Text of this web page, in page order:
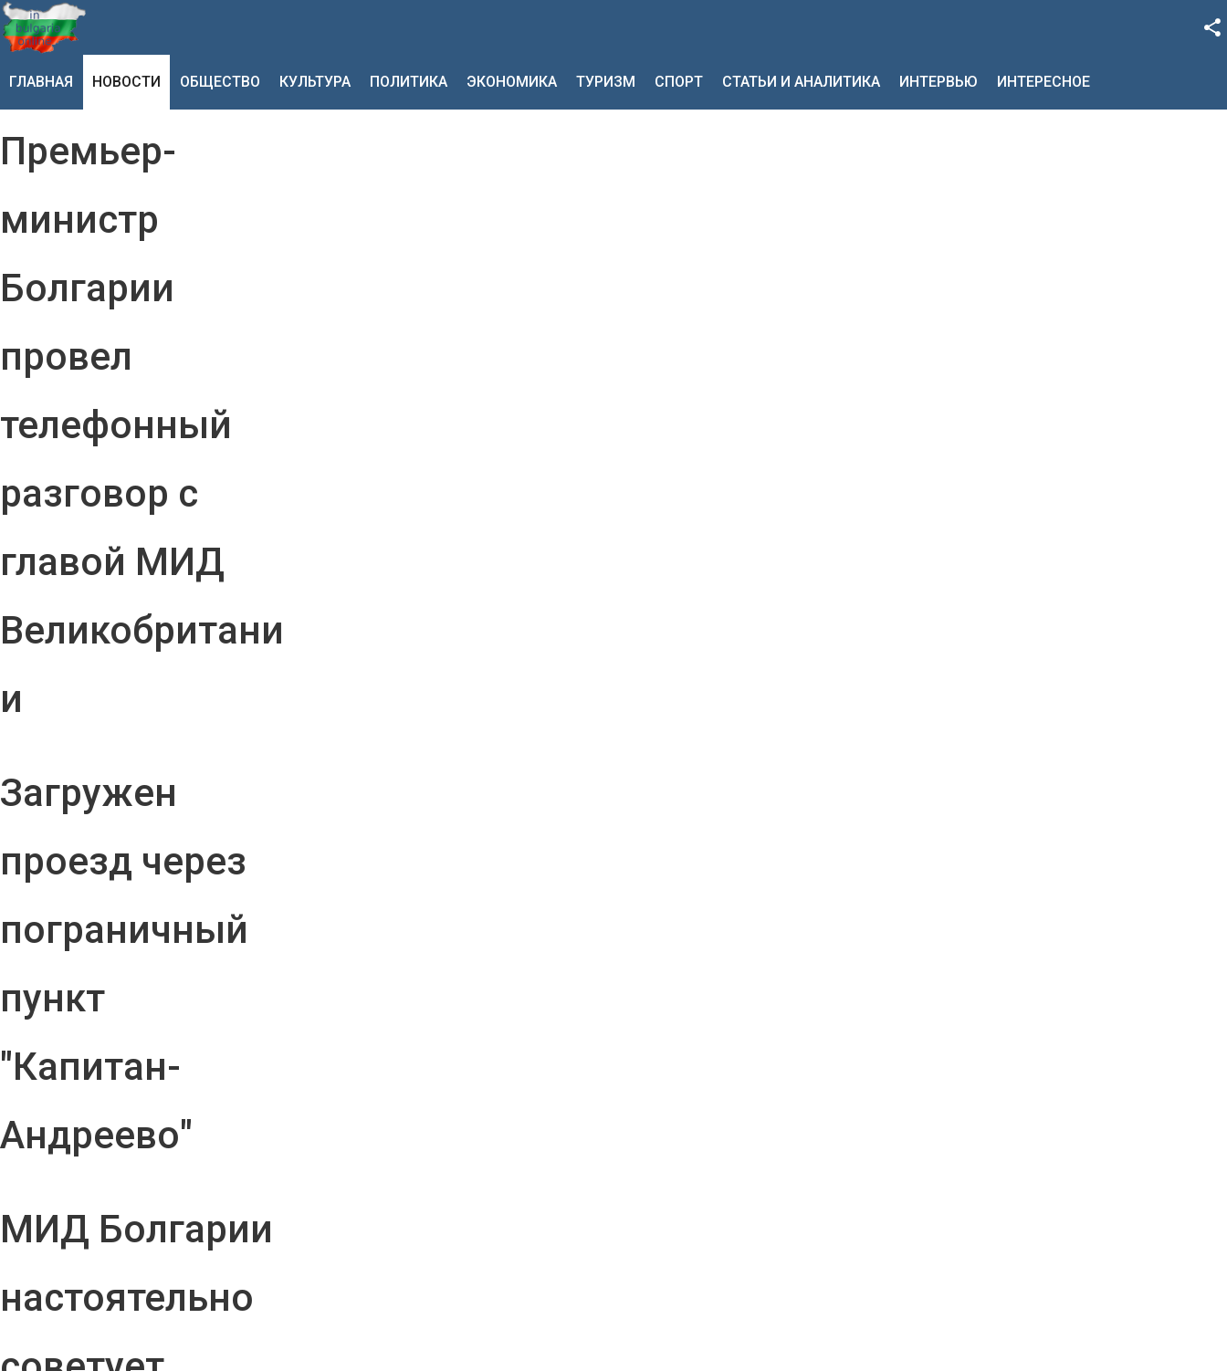
Google+
ГЛАВНАЯ НОВОСТИ ОБЩЕСТВО КУЛЬТУРА ПОЛИТИКА ЭКОНОМИКА ТУРИЗМ СПОРТ СТАТЬИ И АНАЛИТИКА ИНТЕРВЬЮ ИНТЕРЕСНОЕ
Премьер-
министр
Болгарии
провел
телефонный
разговор с
главой МИД
Великобритани
и
Загружен
проезд через
пограничный
пункт
"Капитан-
Андреево"
МИД Болгарии
настоятельно